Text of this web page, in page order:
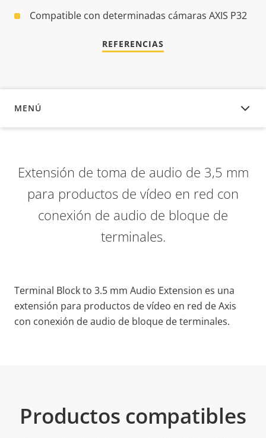
Compatible con determinadas cámaras AXIS P32
REFERENCIAS
MENÚ
DESCRIPCIÓN
Extensión de toma de audio de 3,5 mm
para productos de vídeo en red con
conexión de audio de bloque de
terminales.
Terminal Block to 3.5 mm Audio Extension es una
extensión para productos de vídeo en red de Axis
con conexión de audio de bloque de terminales.
Productos compatibles